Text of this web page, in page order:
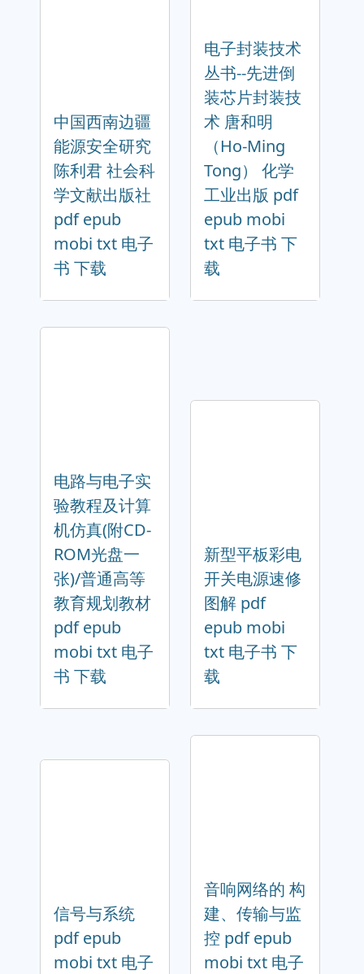
中国西南边疆
能源安全研究
陈利君 社会科
学文献出版社
pdf epub
mobi txt 电子
书 下载
电子封装技术
丛书--先进倒
装芯片封装技
术 唐和明
（Ho-Ming
Tong） 化学
工业出版 pdf
epub mobi
txt 电子书 下
载
电路与电子实
验教程及计算
机仿真(附CD-
ROM光盘一
张)/普通高等
教育规划教材
pdf epub
mobi txt 电子
书 下载
新型平板彩电
开关电源速修
图解 pdf
epub mobi
txt 电子书 下
载
信号与系统
pdf epub
mobi txt 电子
音响网络的 构
建、传输与监
控 pdf epub
mobi txt 电子